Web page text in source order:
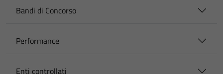
Bandi di Concorso
Performance
Enti controllati